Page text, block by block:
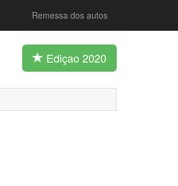
Remessa dos autos
Ediçao 2020